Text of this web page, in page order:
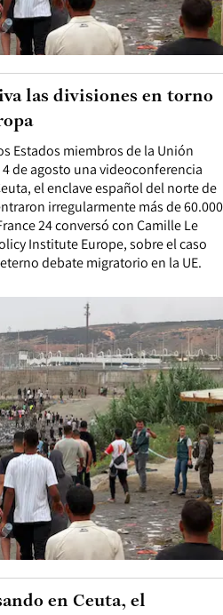
Estados miembros de la Unión
de agosto una videoconferencia
el enclave español del norte de
irregularmente más de 60.000
24 conversó con Camille Le
Institute Europe, sobre el caso
debate migratorio en la UE.
las divisiones en torno
en Ceuta, el